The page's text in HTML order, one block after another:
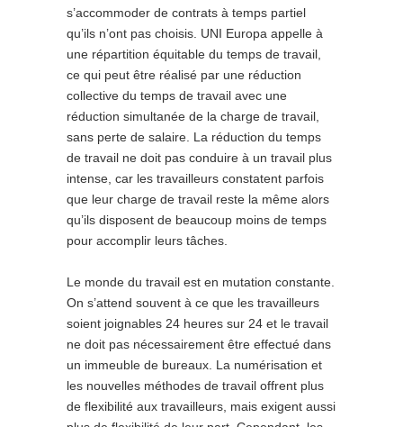
s’accommoder de contrats à temps partiel
qu’ils n’ont pas choisis. UNI Europa appelle à
une répartition équitable du temps de travail,
ce qui peut être réalisé par une réduction
collective du temps de travail avec une
réduction simultanée de la charge de travail,
sans perte de salaire. La réduction du temps
de travail ne doit pas conduire à un travail plus
intense, car les travailleurs constatent parfois
que leur charge de travail reste la même alors
qu’ils disposent de beaucoup moins de temps
pour accomplir leurs tâches.
Le monde du travail est en mutation constante.
On s’attend souvent à ce que les travailleurs
soient joignables 24 heures sur 24 et le travail
ne doit pas nécessairement être effectué dans
un immeuble de bureaux. La numérisation et
les nouvelles méthodes de travail offrent plus
de flexibilité aux travailleurs, mais exigent aussi